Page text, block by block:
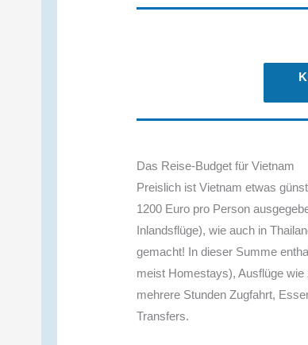
Das Reise-Budget für Vietnam
Preislich ist Vietnam etwas
1200 Euro pro Person
Inlandsflüge), wie auch in
gemacht! In dieser Summe
meist Homestays), Ausflüge
mehrere Stunden Zugfahrt,
Transfers.